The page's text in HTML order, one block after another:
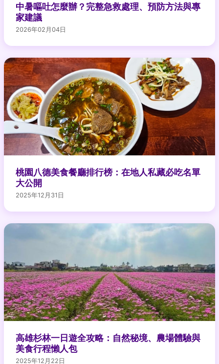
中暑嘔吐怎麼辦？完整急救處理、預防方法與專
家建議
2026年02月04日
桃園八德美食餐廳排行榜：在地人私藏必吃名單
大公開
2025年12月31日
高雄杉林一日遊全攻略：自然秘境、農場體驗與
美食行程懶人包
2025年12月22日